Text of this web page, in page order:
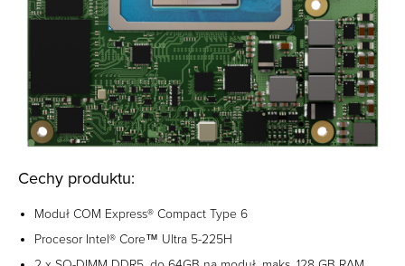
Cechy produktu:
Moduł COM Express® Compact Type 6
Procesor Intel® Core™ Ultra 5-225H